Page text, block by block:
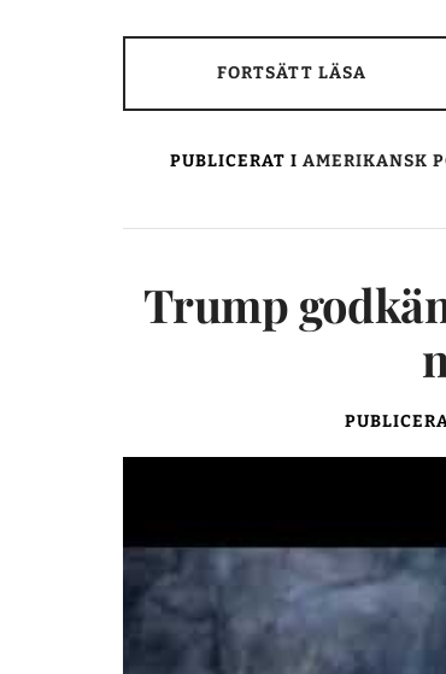
FORTSÄTT LÄSA
PUBLICERAT IAMERIKANSK
Trump